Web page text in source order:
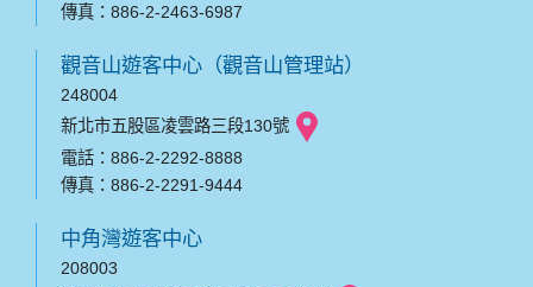
傳真：886-2-2463-6987
觀音山遊客中心（觀音山管理站）
248004
新北市五股區凌雲路三段130號
電話：886-2-2292-8888
傳真：886-2-2291-9444
中角灣遊客中心
208003